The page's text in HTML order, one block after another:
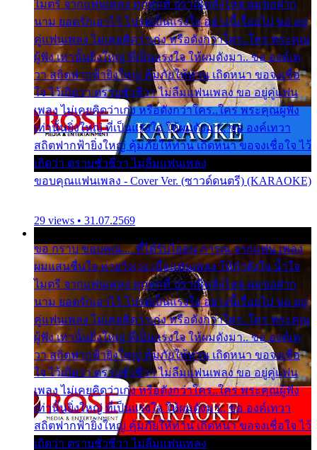
ไมตรี จากแฟนเพลง ทุกทุกที่ ปราณีหลั่งไหล ผมขอฝาก
นาม ยอดรักเอาไว้ โปรดเป็นแรงใจ อย่างนี้เรื่อยไป ขอ อยู่
คู่แฟนเพลง ไม่เคยคิดว่าเก่ง หรือดังกว่าใคร..ใคร พระคุณ
ผู้ฟัง เท่านั้นยิ่งใหญ่ ที่เป็นแรงใจ ให้ผมดังมา.. ขอ องค์เท
วา สถิตฟากฟ้ายิ่งใหญ่ คุ้มภัยให้ท่าน เถิดหนา ขอจงเชื่อ
ใจ ไว้เถิดว่า ตราบชั่วชีวา ไม่ลืมแฟนเพลง ขอ อยู่คู่แฟน
เพลง ไม่เคยคิดว่าเก่ง หรือดังกว่าใคร..ใคร พระคุณผู้ฟัง
เท่านั้นยิ่งใหญ่ ที่เป็นแรงใจ ให้ผมดังมา.. ขอ องค์เทวา
สถิตฟากฟ้ายิ่งใหญ่ คุ้มภัยให้ท่าน เถิดหนา ขอจงเชื่อใจ ไว้
เถิดว่า ตราบชั่วชีวา ไม่ลืมแฟนเพลง
ขอบคุณแฟนเพลง - Cover Ver. (ซาวด์ดนตรี) (KARAOKE)
29 views • 31.07.2569
ขอ กราบ ขอบคุณ.... ที่ได้รับไออุ่น การุณ จากแฟน เพลง
ผมแสนชื่นใจ หายวังเวง เมื่อแฟนเพลง ให้กำลังใจ น้ำใจ
ไมตรี จากแฟนเพลง ทุกทุกที่ ปราณีหลั่งไหล ผมขอฝาก
นาม ยอดรักเอาไว้ โปรดเป็นแรงใจ อย่างนี้เรื่อยไป ขอ อยู่
คู่แฟนเพลง ไม่เคยคิดว่าเก่ง หรือดังกว่าใคร..ใคร พระคุณ
ผู้ฟัง เท่านั้นยิ่งใหญ่ ที่เป็นแรงใจ ให้ผมดังมา.. ขอ องค์เท
วา สถิตฟากฟ้ายิ่งใหญ่ คุ้มภัยให้ท่าน เถิดหนา ขอจงเชื่อ
ใจ ไว้เถิดว่า ตราบชั่วชีวา ไม่ลืมแฟนเพลง ขอ อยู่คู่แฟน
เพลง ไม่เคยคิดว่าเก่ง หรือดังกว่าใคร..ใคร พระคุณผู้ฟัง
เท่านั้นยิ่งใหญ่ ที่เป็นแรงใจ ให้ผมดังมา.. ขอ องค์เทวา
สถิตฟากฟ้ายิ่งใหญ่ คุ้มภัยให้ท่าน เถิดหนา ขอจงเชื่อใจ ไว้
เถิดว่า ตราบชั่วชีวา ไม่ลืมแฟนเพลง